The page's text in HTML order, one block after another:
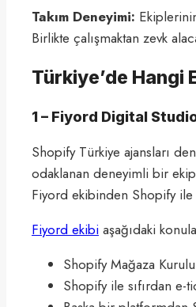
Takım Deneyimi:
Birlikte çalışmaktan zevk
Türkiye’de Hangi
1 – Fiyord Digital
Shopify Türkiye ajansları
odaklanan deneyimli bir
Fiyord ekibinden Shopify
Fiyord ekibi aşağıdaki
Shopify Mağaza
Shopify ile sıfırdan e-